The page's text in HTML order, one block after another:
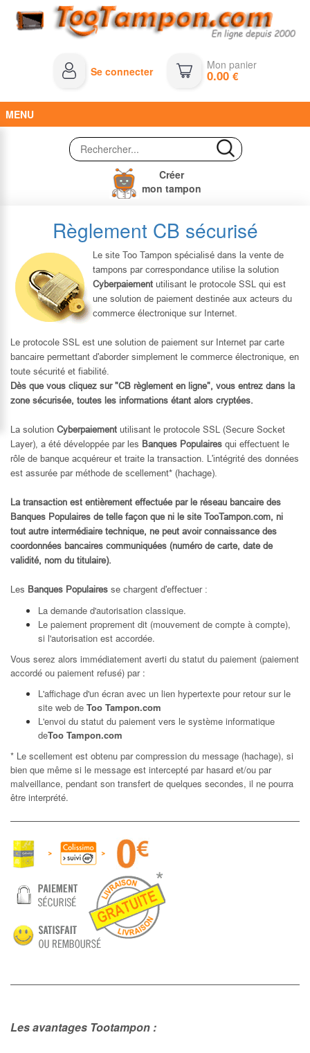
Se connecter Mon panier
0.00€
MENU
Créer
mon tampon
Règlement CB sécurisé
Le site Too Tampon spécialisé dans la vente de
tampons par correspondance utilise la solution
Cyberpaiement utilisant le protocole SSL qui est
une solution de paiement destinée aux acteurs du
commerce électronique sur Internet.
Le protocole SSL est une solution de paiement sur Internet par carte
bancaire permettant d'aborder simplement le commerce électronique, en
toute sécurité et fiabilité.
Dès que vous cliquez sur "CB règlement en ligne", vous entrez dans la
zone sécurisée, toutes les informations étant alors cryptées.
La solution Cyberpaiement utilisant le protocole SSL (Secure Socket
Layer), a été développée par les Banques Populaires qui effectuent le
rôle de banque acquéreur et traite la transaction. L'intégrité des données
est assurée par méthode de scellement* (hachage).
La transaction est entièrement effectuée par le réseau bancaire des
Banques Populaires de telle façon que ni le site TooTampon.com, ni
tout autre intermédiaire technique, ne peut avoir connaissance des
coordonnées bancaires communiquées (numéro de carte, date de
validité, nom du titulaire).
Les Banques Populaires se chargent d'effectuer :
La demande d'autorisation classique.
Le paiement proprement dit (mouvement de compte à compte),
si l'autorisation est accordée.
Vous serez alors immédiatement averti du statut du paiement (paiement
accordé ou paiement refusé) par :
L'affichage d'un écran avec un lien hypertexte pour retour sur le
site web de Too Tampon.com
L'envoi du statut du paiement vers le système informatique
deToo Tampon.com
* Le scellement est obtenu par compression du message (hachage), si
bien que même si le message est intercepté par hasard et/ou par
malveillance, pendant son transfert de quelques secondes, il ne pourra
être interprété.
Les avantages Tootampon :